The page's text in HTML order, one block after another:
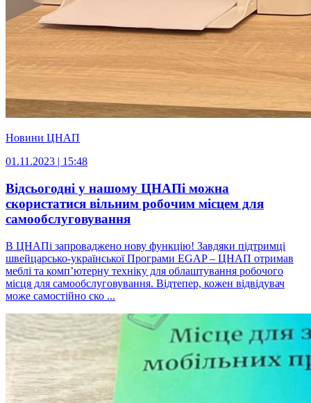
Новини ЦНАП
01.11.2023 | 15:48
Відсьогодні у нашому ЦНАПі можна
скористатися вільним робочим місцем для
самообслуговування
В ЦНАПі запроваджено нову функцію! Завдяки підтримці
швейцарсько-української Програми EGAP – ЦНАП отримав
меблі та комп’ютерну техніку для облаштування робочого
місця для самообслуговування. Відтепер, кожен відвідувач
може самостійно ско ...